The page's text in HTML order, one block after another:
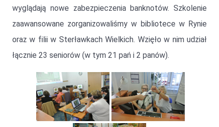
wyglądają nowe zabezpieczenia banknotów. Szkolenie
zaawansowane zorganizowaliśmy w bibliotece w Rynie
oraz w filii w Sterławkach Wielkich. Wzięło w nim udział
łącznie 23 seniorów (w tym 21 pań i 2 panów).